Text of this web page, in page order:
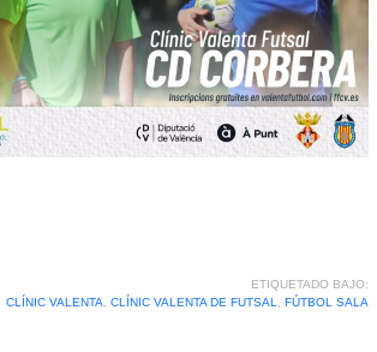
ETIQUETADO BAJO:
CLÍNIC VALENTA, CLÍNIC VALENTA DE FUTSAL, FÚTBOL SALA